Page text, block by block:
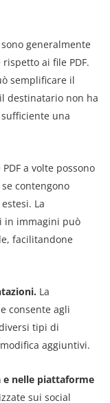
generalmente
ai file PDF.
semplificare il
destinatario non ha
una
PDF a volte possono
contengono
La
in immagini può
facilitandone
. La
consente agli
tipi di
aggiuntivi.
e nelle piattaforme
sui social